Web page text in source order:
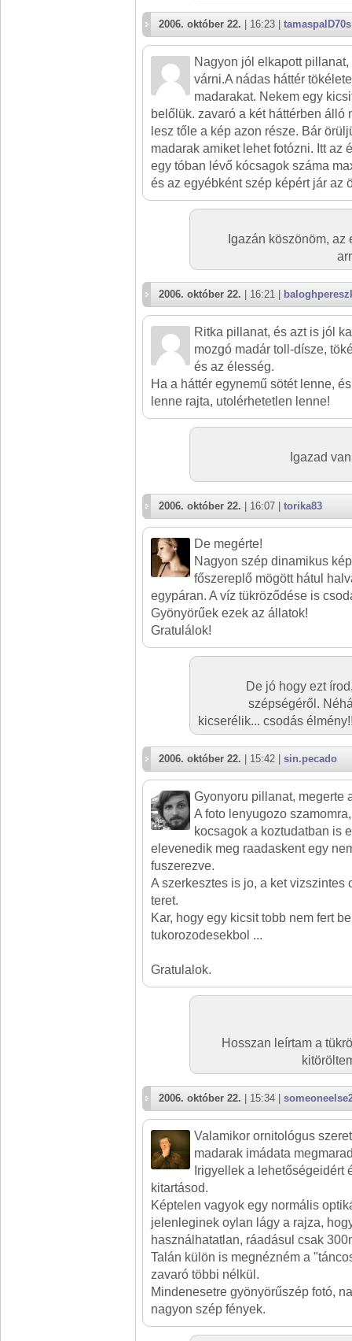
2006. október 22. | 16:23 | tamaspalD70s
Nagyon jól elkapott
várni.A nádas háttér
madarakat. Nekem egy
belőlük. zavaró a két háttérben álló
lesz tőle a kép azon része. Bár
madarak amiket lehet fotózni. Itt az
egy tóban lévő kócsagok száma
és az egyébként szép képért jár az
Igazán köszönöm,
2006. október 22. | 16:21 |
Ritka pillanat, és azt is jól
mozgó madár toll-dísze,
és az élesség.
Ha a háttér egynemű sötét lenne,
lenne rajta, utolérhetetlen lenne!
Igazad
2006. október 22. | 16:07 | torika83
De megérte!
Nagyon szép dinamikus
főszereplő mögött hátul
egypáran. A víz tükröződése is
Gyönyörűek ezek az állatok!
Gratulálok!
De jó hogy ezt
szépségéről.
kicserélik... csodás
2006. október 22. | 15:42 | sin.pecado
Gyonyoru pillanat, megerte
A foto lenyugozo
kocsagok a koztudatban is
elevenedik meg raadaskent egy
fuszerezve.
A szerkesztes is jo, a ket vizszintes
teret.
Kar, hogy egy kicsit tobb nem fert
tukorozodesekbol ...
Gratulalok.
Hosszan leírtam a
2006. október 22. | 15:34 |
Valamikor ornitológus
madarak imádata
Irigyellek a lehetőségeidért
kitartásod.
Képtelen vagyok egy normális
jelenleginek oylan lágy a rajza,
használhatatlan, ráadásul csak
Talán külön is megnézném a
zavaró többi nélkül.
Mindenesetre gyönyörűszép fotó,
nagyon szép fények.